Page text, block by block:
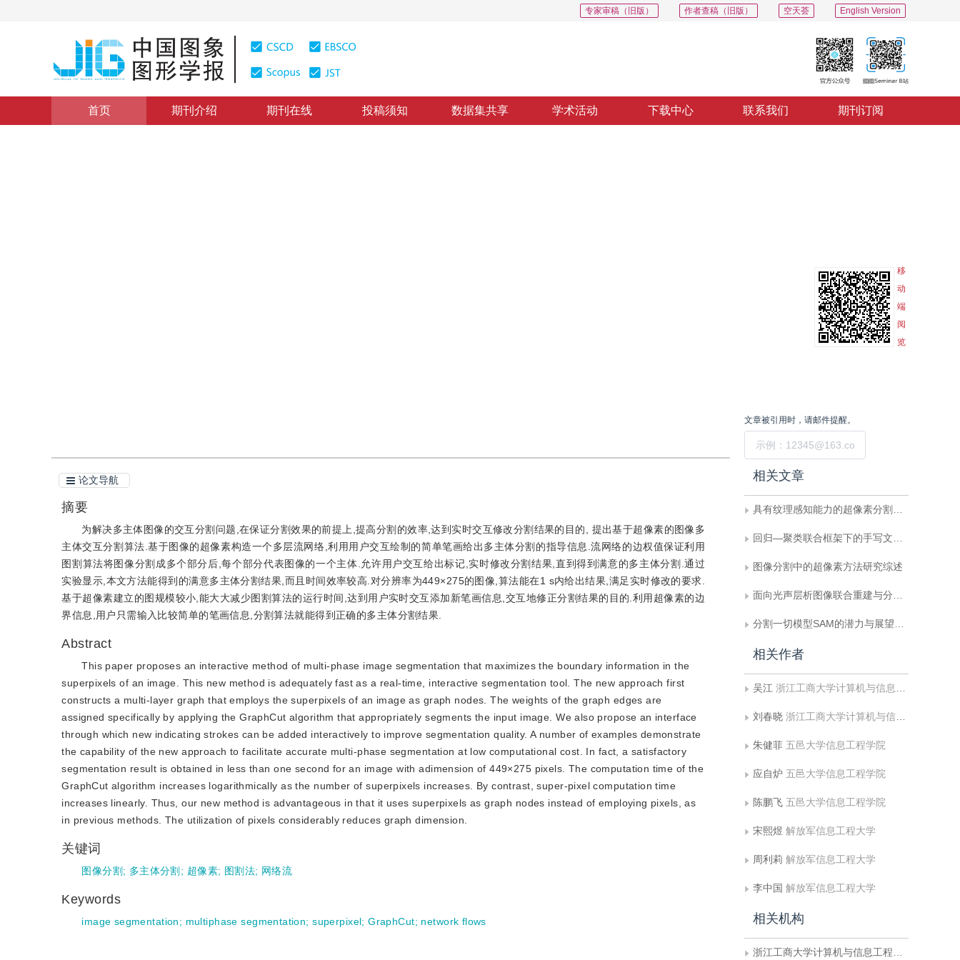
English Version
空天荟
作者查稿（旧版）
专家审稿（旧版）
首页 期刊介绍 期刊在线 投稿须知 数据集共享 学术活动 下载中心 联系我们 期刊订阅
移
动
端
阅
览
论文导航
摘要
为解决多主体图像的交互分割问题,在保证分割效果的前提上,提高分割的效率,达到实时交互修改分割结果的目的, 提出基于超像素的图像多
主体交互分割算法.基于图像的超像素构造一个多层流网络,利用用户交互绘制的简单笔画给出多主体分割的指导信息.流网络的边权值保证利用
图割算法将图像分割成多个部分后,每个部分代表图像的一个主体.允许用户交互给出标记,实时修改分割结果,直到得到满意的多主体分割.通过
实验显示,本文方法能得到的满意多主体分割结果,而且时间效率较高.对分辨率为449×275的图像,算法能在1 s内给出结果,满足实时修改的要求.
基于超像素建立的图规模较小,能大大减少图割算法的运行时间,达到用户实时交互添加新笔画信息,交互地修正分割结果的目的.利用超像素的边
界信息,用户只需输入比较简单的笔画信息,分割算法就能得到正确的多主体分割结果.
Abstract
This paper proposes an interactive method of multi-phase image segmentation that maximizes the boundary information in the
superpixels of an image. This new method is adequately fast as a real-time, interactive segmentation tool. The new approach first
constructs a multi-layer graph that employs the superpixels of an image as graph nodes. The weights of the graph edges are
assigned specifically by applying the GraphCut algorithm that appropriately segments the input image. We also propose an interface
through which new indicating strokes can be added interactively to improve segmentation quality. A number of examples demonstrate
the capability of the new approach to facilitate accurate multi-phase segmentation at low computational cost. In fact, a satisfactory
segmentation result is obtained in less than one second for an image with adimension of 449×275 pixels. The computation time of the
GraphCut algorithm increases logarithmically as the number of superpixels increases. By contrast, super-pixel computation time
increases linearly. Thus, our new method is advantageous in that it uses superpixels as graph nodes instead of employing pixels, as
in previous methods. The utilization of pixels considerably reduces graph dimension.
关键词
图像分割 ; 多主体分割 ; 超像素; 图割法; 网络流
Keywords
image segmentation; multiphase segmentation;superpixel;GraphCut; network flows
文章被引用时，请邮件提醒。
相关文章
具有纹理感知能力的超像素分割方法
回归—聚类联合框架下的手写文本行提取
图像分割中的超像素方法研究综述
面向光声层析图像联合重建与分割的双向反馈迭代优化网络
分割一切模型SAM的潜力与展望：综述
相关作者
吴江 浙江工商大学计算机与信息工程学院
刘春晓 浙江工商大学计算机与信息工程学院
朱健菲 五邑大学信息工程学院
应自炉 五邑大学信息工程学院
陈鹏飞 五邑大学信息工程学院
宋熙煜 解放军信息工程大学
周利莉 解放军信息工程大学
李中国 解放军信息工程大学
相关机构
浙江工商大学计算机与信息工程学院